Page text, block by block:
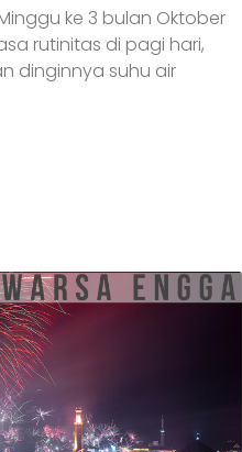
ke 3 bulan Oktober
rutinitas di pagi hari,
dinginnya suhu air